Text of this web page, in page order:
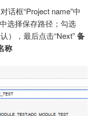
话框“Project name”中
选择保存路径；勾选
），最后点击“Next”备
称